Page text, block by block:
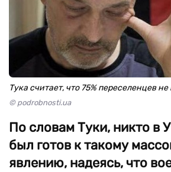
Тука считает, что 75% переселенцев
© podrobnosti.ua
По словам Туки, никто в
был готов к такому
явлению, надеясь, что